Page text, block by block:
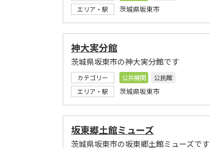
エリア・駅
茨城県坂東市
神大実分館
茨城県坂東市の神大実分館です
カテゴリー 公共機関
公民館
エリア・駅
茨城県坂東市
坂東郷土館ミューズ
茨城県坂東市の坂東郷土館ミューズです